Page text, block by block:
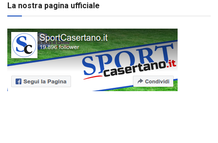
La nostra pagina ufficiale